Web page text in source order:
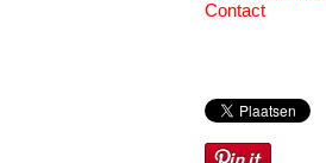
Contact